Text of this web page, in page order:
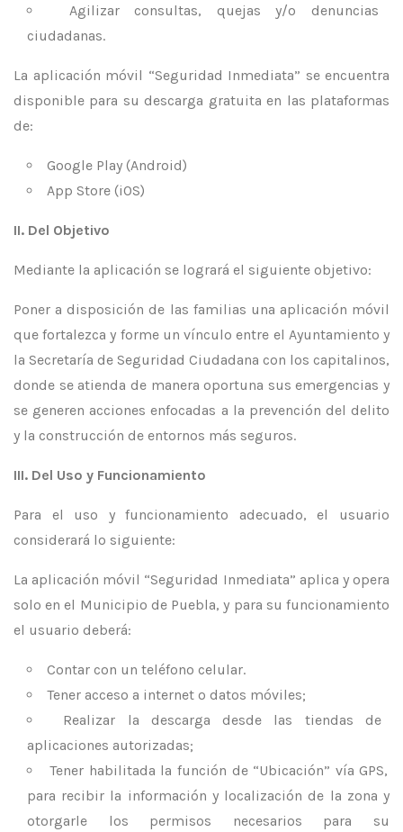
Agilizar consultas, quejas y/o denuncias
ciudadanas.
La aplicación móvil “Seguridad Inmediata” se encuentra
disponible para su descarga gratuita en las plataformas
de:
Google Play (Android)
App Store (iOS)
II. Del Objetivo
Mediante la aplicación se logrará el siguiente objetivo:
Poner a disposición de las familias una aplicación móvil
que fortalezca y forme un vínculo entre el Ayuntamiento y
la Secretaría de Seguridad Ciudadana con los capitalinos,
donde se atienda de manera oportuna sus emergencias y
se generen acciones enfocadas a la prevención del delito
y la construcción de entornos más seguros.
III. Del Uso y Funcionamiento
Para el uso y funcionamiento adecuado, el usuario
considerará lo siguiente:
La aplicación móvil “Seguridad Inmediata” aplica y opera
solo en el Municipio de Puebla, y para su funcionamiento
el usuario deberá:
Contar con un teléfono celular.
Tener acceso a internet o datos móviles;
Realizar la descarga desde las tiendas de
aplicaciones autorizadas;
Tener habilitada la función de “Ubicación” vía GPS,
para recibir la información y localización de la zona y
otorgarle los permisos necesarios para su